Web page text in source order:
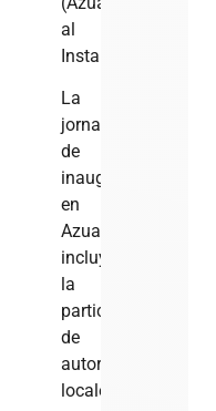
al
Instante
La
jornada
de
inauguración
en
Azua
incluyó
la
participación
de
autoridades
locales